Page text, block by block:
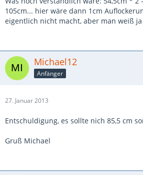
105cm... hier wäre dann 1cm
eigentlich nicht macht, aber man weiß
Michael12
Anfänger
27. Januar 2013
Entschuldigung, es sollte nich 85,5 cm
Gruß Michael